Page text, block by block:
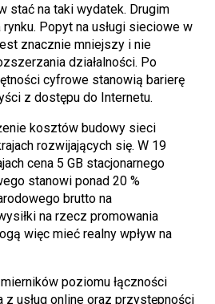
stać na taki wydatek. Drugim
Popyt na usługi sieciowe w
znacznie mniejszy i nie
działalności. Po
cyfrowe stanowią barierę
z dostępu do Internetu.
kosztów budowy sieci
rozwijających się. W 19
cena 5 GB stacjonarnego
stanowi ponad 20 %
brutto na
na rzecz promowania
więc mieć realny wpływ na
poziomu łączności
usług online oraz przystępności